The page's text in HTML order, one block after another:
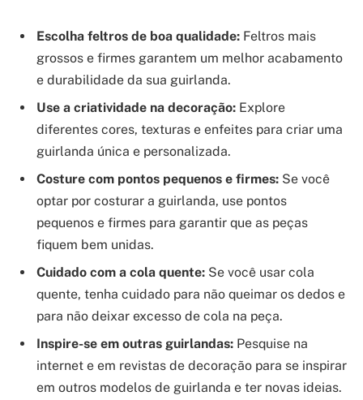
Escolha feltros de boa qualidade: Feltros mais
grossos e firmes garantem um melhor acabamento
e durabilidade da sua guirlanda.
Use a criatividade na decoração: Explore
diferentes cores, texturas e enfeites para criar uma
guirlanda única e personalizada.
Costure com pontos pequenos e firmes: Se você
optar por costurar a guirlanda, use pontos
pequenos e firmes para garantir que as peças
fiquem bem unidas.
Cuidado com a cola quente: Se você usar cola
quente, tenha cuidado para não queimar os dedos e
para não deixar excesso de cola na peça.
Inspire-se em outras guirlandas: Pesquise na
internet e em revistas de decoração para se inspirar
em outros modelos de guirlanda e ter novas ideias.